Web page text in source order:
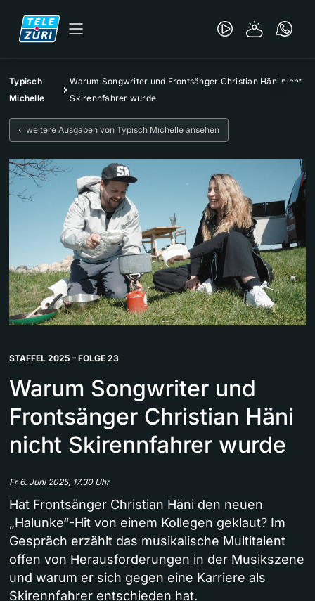
Typisch
Michelle
Warum Songwriter und Frontsänger Christian Häni nicht
Skirennfahrer wurde
‹ weitere Ausgaben von Typisch Michelle ansehen
STAFFEL 2025 – FOLGE 23
Warum Songwriter und
Frontsänger Christian Häni
nicht Skirennfahrer wurde
Fr 6. Juni 2025, 17.30 Uhr
Hat Frontsänger Christian Häni den neuen
„Halunke“-Hit von einem Kollegen geklaut? Im
Gespräch erzählt das musikalische Multitalent
offen von Herausforderungen in der Musikszene
und warum er sich gegen eine Karriere als
Skirennfahrer entschieden hat.